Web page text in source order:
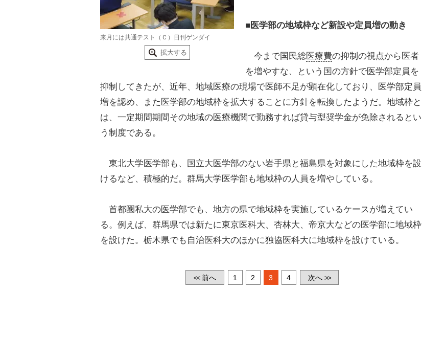
来月には共通テスト（Ｃ）日刊ゲンダイ
拡大する
■医学部の地域枠など新設や定員増の動き
今まで国民総医療費の抑制の視点から医者
を増やすな、という国の方針で医学部定員を
抑制してきたが、近年、地域医療の現場で医師不足が顕在化しており、医学部定員
増を認め、また医学部の地域枠を拡大することに方針を転換したようだ。地域枠と
は、一定期間期間その地域の医療機関で勤務すれば貸与型奨学金が免除されるとい
う制度である。
東北大学医学部も、国立大医学部のない岩手県と福島県を対象にした地域枠を設
けるなど、積極的だ。群馬大学医学部も地域枠の人員を増やしている。
首都圏私大の医学部でも、地方の県で地域枠を実施しているケースが増えてい
る。例えば、群馬県では新たに東京医科大、杏林大、帝京大などの医学部に地域枠
を設けた。栃木県でも自治医科大のほかに独協医科大に地域枠を設けている。
<<前へ 1 2 3 4 次へ >>